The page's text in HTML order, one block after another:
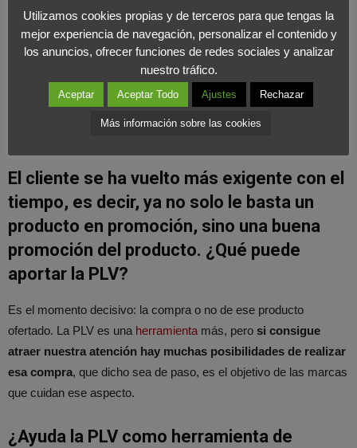
¿Qué diferencias tiene la publicidad en el
punto de venta frente a otra publicidad
como en prensa o televisión?
laprincipal es que la puedes ver y tocar.Al estar
El cliente se ha vuelto más exigente con el
tiempo, es decir, ya no solo le basta un
producto en promoción, sino una buena
promoción del producto. ¿Qué puede
aportar la PLV?
Es el momento decisivo: la compra o no de ese producto
ofertado. La PLV es una herramienta más, pero si consigue
atraer nuestra atención hay muchas posibilidades de realizar
esa compra, que dicho sea de paso, es el objetivo de las marcas
que cuidan ese aspecto.
¿Ayuda la PLV como herramienta de
Utilizamos cookies propias y de terceros para que tengas la
mejor experiencia de navegación, personalizar el contenido y
los anuncios, ofrecer funciones de redes sociales y analizar
nuestro tráfico.
Aceptar Aceptar Todo Ajustes Rechazar
Más información sobre las cookies